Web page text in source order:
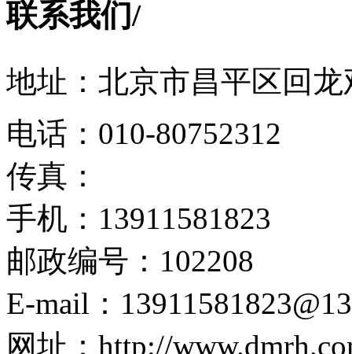
联系我们/
地址：北京市昌平区回
电话：010-80752312
传真：
手机：13911581823
邮政编号：102208
E-mail：
网址：http://